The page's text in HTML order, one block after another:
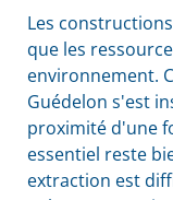
Les
que les
environnement.
Guédelon s'est
proximité d'une
essentiel reste
extraction est